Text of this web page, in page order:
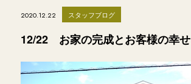
2020.12.22 スタッフブログ
12/22 お家の完成とお客様の幸せ